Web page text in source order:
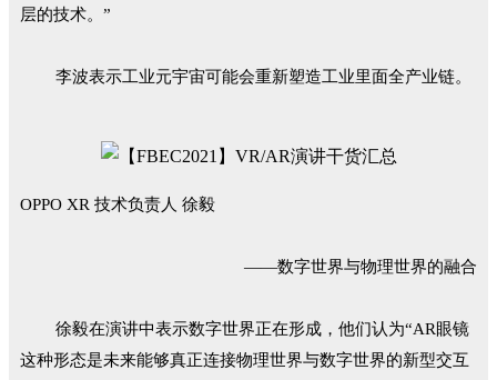
层的技术。”
李波表示工业元宇宙可能会重新塑造工业里面全产业链。
OPPO XR 技术负责人 徐毅
——数字世界与物理世界的融合
徐毅在演讲中表示数字世界正在形成，他们认为“AR眼镜
这种形态是未来能够真正连接物理世界与数字世界的新型交互